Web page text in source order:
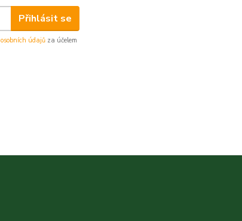
Přihlásit se
údajů za účelem